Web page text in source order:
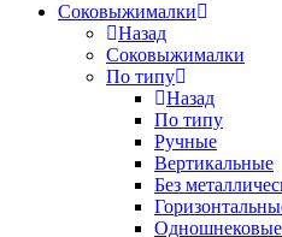
Соковыжималки
Назад
Соковыжималки
По типу
Назад
По типу
Ручные
Вертикальные
Без
Одношнековые